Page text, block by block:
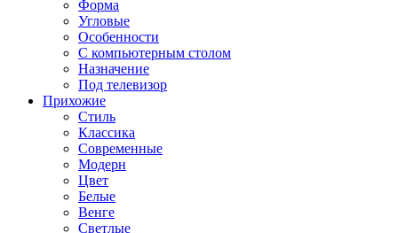
Форма
Угловые
Особенности
С компьютерным столом
Назначение
Под телевизор
Прихожие
Стиль
Классика
Современные
Модерн
Цвет
Белые
Венге
Светлые